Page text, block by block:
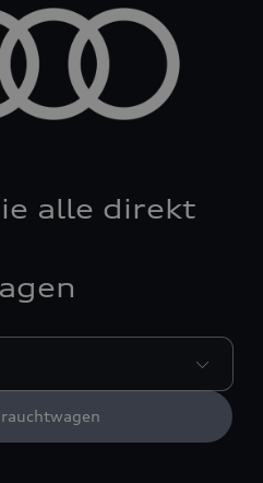
alle direkt